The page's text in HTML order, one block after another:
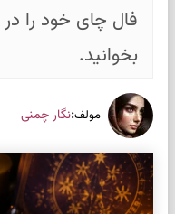
فال چای خود را
بخوانید.
مولف:نگار چمنی